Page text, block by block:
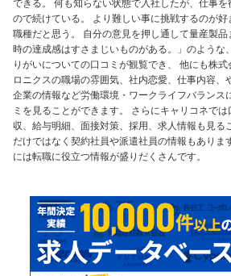
できる。 何も知らない状態で入社したが、仕事
ので続けている。 より難しい事に挑戦するのが
職種だと思う。 自分の意見を押し通して量産製
時の達成感はすさまじいものがある。」のような
りがいについての口コミが観覧でき、 他にも株
ロニクスの職場の雰囲気、社内恋愛、仕事内容、
企業の情報など労働環境・ワークライフバランス
ミを見ることができます。 さらにキャリコネで
収、給与明細、面接対策、採用、求人情報も見る
だけではなく契約社員や派遣社員の情報もありま
には転職に役立つ情報が盛りだくさんです。